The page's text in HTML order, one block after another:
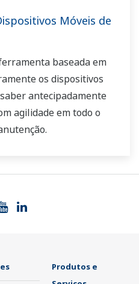
Móveis de
baseada em
os dispositivos
antecipadamente
agilidade em todo o
Produtos e